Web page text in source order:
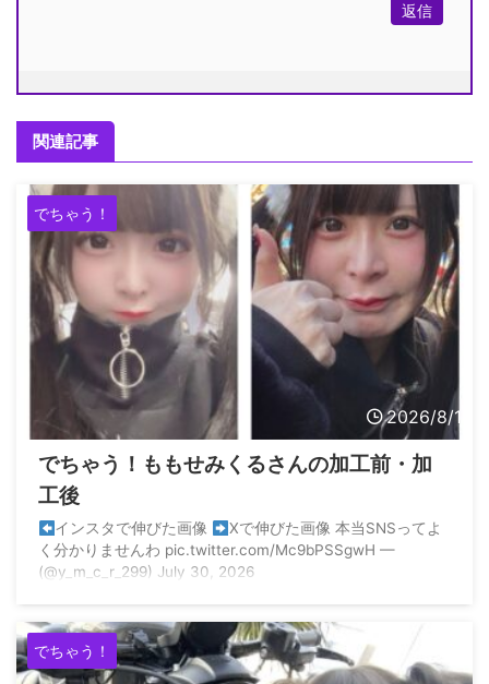
返信
関連記事
でちゃう！
2026/8/1
でちゃう！ももせみくるさんの加工前・加
工後
インスタで伸びた画像
Xで伸びた画像 本当SNSってよ
く分かりませんわ pic.twitter.com/Mc9bPSSgwH —
(@y_m_c_r_299) July 30, 2026
でちゃう！